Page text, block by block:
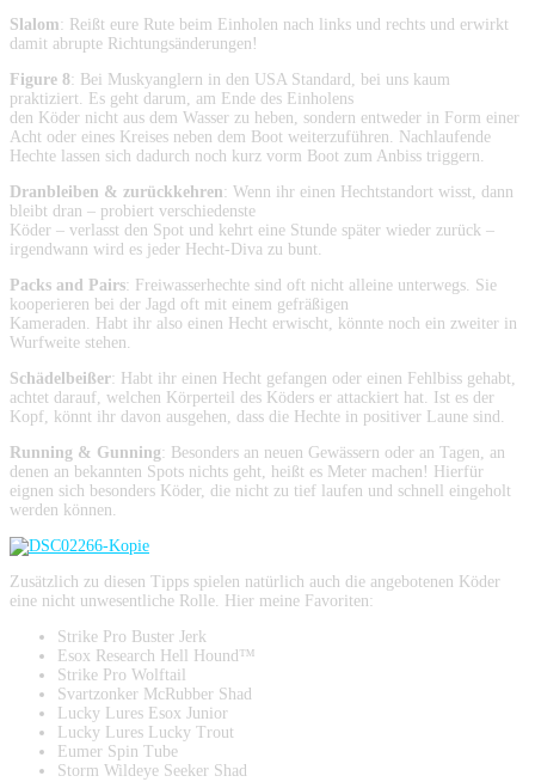
Slalom: Reißt eure Rute beim Einholen nach links und rechts und erwirkt
damit abrupte Richtungsänderungen!
Figure 8: Bei Muskyanglern in den USA Standard, bei uns kaum
praktiziert. Es geht darum, am Ende des Einholens
den Köder nicht aus dem Wasser zu heben, sondern entweder in Form einer
Acht oder eines Kreises neben dem Boot weiterzuführen. Nachlaufende
Hechte lassen sich dadurch noch kurz vorm Boot zum Anbiss triggern.
Dranbleiben & zurückkehren: Wenn ihr einen Hechtstandort wisst, dann
bleibt dran – probiert verschiedenste
Köder – verlasst den Spot und kehrt eine Stunde später wieder zurück –
irgendwann wird es jeder Hecht-Diva zu bunt.
Packs and Pairs: Freiwasserhechte sind oft nicht alleine unterwegs. Sie
kooperieren bei der Jagd oft mit einem gefräßigen
Kameraden. Habt ihr also einen Hecht erwischt, könnte noch ein zweiter in
Wurfweite stehen.
Schädelbeißer: Habt ihr einen Hecht gefangen oder einen Fehlbiss gehabt,
achtet darauf, welchen Körperteil des Köders er attackiert hat. Ist es der
Kopf, könnt ihr davon ausgehen, dass die Hechte in positiver Laune sind.
Running & Gunning: Besonders an neuen Gewässern oder an Tagen, an
denen an bekannten Spots nichts geht, heißt es Meter machen! Hierfür
eignen sich besonders Köder, die nicht zu tief laufen und schnell eingeholt
werden können.
Zusätzlich zu diesen Tipps spielen natürlich auch die angebotenen Köder
eine nicht unwesentliche Rolle. Hier meine Favoriten:
Strike Pro Buster Jerk
Esox Research Hell Hound™
Strike Pro Wolftail
Svartzonker McRubber Shad
Lucky Lures Esox Junior
Lucky Lures Lucky Trout
Eumer Spin Tube
Storm Wildeye Seeker Shad